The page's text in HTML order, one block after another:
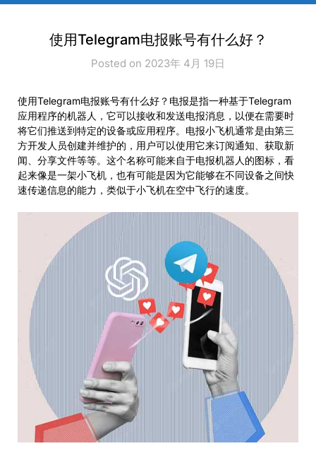
使用Telegram电报账号有什么好？
Posted on 2023年 4月 19日
使用Telegram电报账号有什么好？电报是指一种基于Telegram
应用程序的机器人，它可以接收和发送电报消息，以便在需要时
将它们推送到特定的设备或应用程序。电报小飞机通常是由第三
方开发人员创建并维护的，用户可以使用它来订阅通知、获取新
闻、分享文件等等。这个名称可能来自于电报机器人的图标，看
起来像是一架小飞机，也有可能是因为它能够在不同设备之间快
速传递信息的能力，类似于小飞机在空中飞行的速度。